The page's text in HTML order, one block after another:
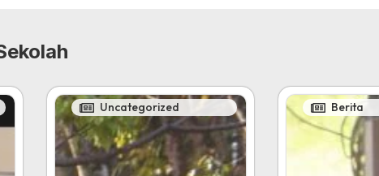
Uncategorized Berita